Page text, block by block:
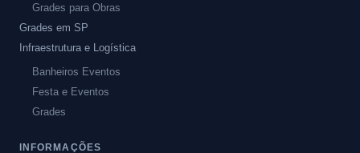
Grades para Obras
Grades em SP
Infraestrutura e Logística
Banheiros Eventos
Festa e Eventos
Grades
INFORMAÇÕES